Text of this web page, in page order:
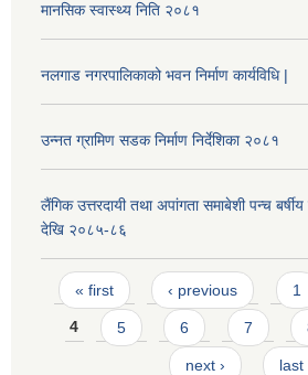
मानसिक स्वास्थ्य निति २०८१
नलगाड नगरपालिकाको भवन निर्माण कार्यविधि |
उन्नत ग्रामिण सडक निर्माण निर्देशिका २०८१
लैंगिक उत्तरदायी तथा अपांगता समाबेशी पन्च
देखि २०८५-८६
Pages
« first ‹ previous 1
4 5 6 7
next › last